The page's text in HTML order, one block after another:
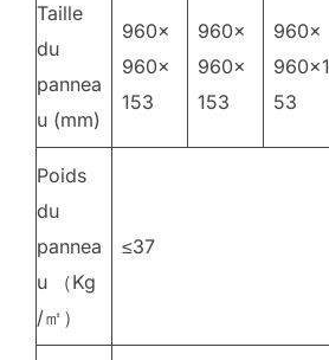
Taille
du
pannea
u (mm)
960×
960×
153
960×
960×
153
960×
960×1
53
Poids
du
pannea
u （Kg
/㎡）
≤37